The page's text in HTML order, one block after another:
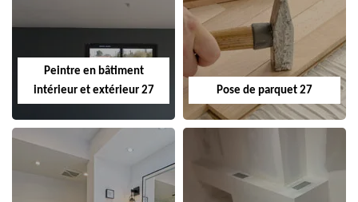
Peintre en bâtiment
intérieur et extérieur 27
Pose de parquet 27